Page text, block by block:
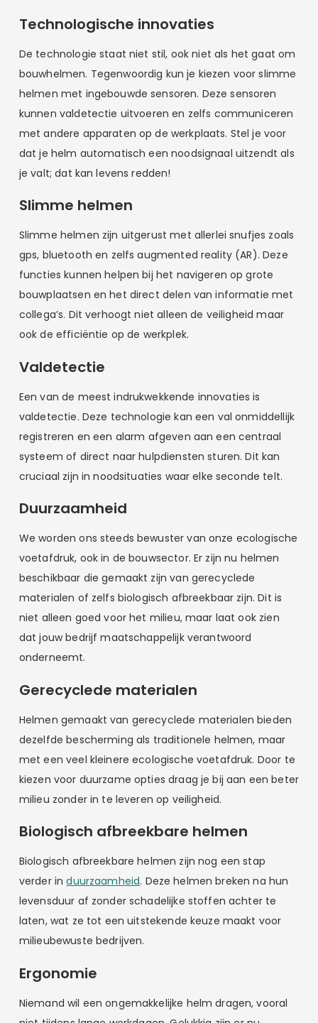
Technologische innovaties
De technologie staat niet stil, ook niet als het gaat om
bouwhelmen. Tegenwoordig kun je kiezen voor slimme
helmen met ingebouwde sensoren. Deze sensoren
kunnen valdetectie uitvoeren en zelfs communiceren
met andere apparaten op de werkplaats. Stel je voor
dat je helm automatisch een noodsignaal uitzendt als
je valt; dat kan levens redden!
Slimme helmen
Slimme helmen zijn uitgerust met allerlei snufjes zoals
gps, bluetooth en zelfs augmented reality (AR). Deze
functies kunnen helpen bij het navigeren op grote
bouwplaatsen en het direct delen van informatie met
collega’s. Dit verhoogt niet alleen de veiligheid maar
ook de efficiëntie op de werkplek.
Valdetectie
Een van de meest indrukwekkende innovaties is
valdetectie. Deze technologie kan een val onmiddellijk
registreren en een alarm afgeven aan een centraal
systeem of direct naar hulpdiensten sturen. Dit kan
cruciaal zijn in noodsituaties waar elke seconde telt.
Duurzaamheid
We worden ons steeds bewuster van onze ecologische
voetafdruk, ook in de bouwsector. Er zijn nu helmen
beschikbaar die gemaakt zijn van gerecyclede
materialen of zelfs biologisch afbreekbaar zijn. Dit is
niet alleen goed voor het milieu, maar laat ook zien
dat jouw bedrijf maatschappelijk verantwoord
onderneemt.
Gerecyclede materialen
Helmen gemaakt van gerecyclede materialen bieden
dezelfde bescherming als traditionele helmen, maar
met een veel kleinere ecologische voetafdruk. Door te
kiezen voor duurzame opties draag je bij aan een beter
milieu zonder in te leveren op veiligheid.
Biologisch afbreekbare helmen
Biologisch afbreekbare helmen zijn nog een stap
verder induurzaamheid. Deze helmen breken na hun
levensduur af zonder schadelijke stoffen achter te
laten, wat ze tot een uitstekende keuze maakt voor
milieubewuste bedrijven.
Ergonomie
Niemand wil een ongemakkelijke helm dragen, vooral